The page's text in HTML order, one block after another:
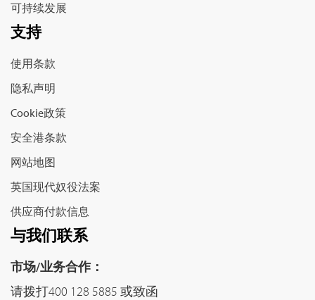
可持续发展
支持
使用条款
隐私声明
Cookie政策
安全港条款
网站地图
英国现代奴役法案
供应商付款信息
与我们联系
市场/业务合作：
请拨打400 128 5885 或致函